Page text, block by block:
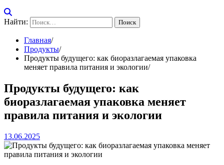
Найти:
Главная
Продукты
Продукты будущего: как биоразлагаемая упаковка
меняет правила питания и экологии
Продукты будущего: как
биоразлагаемая упаковка меняет
правила питания и экологии
13.06.2025